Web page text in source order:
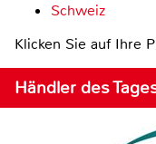
Schweiz
Klicken Sie auf Ihre
Händler des